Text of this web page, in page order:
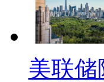
美联